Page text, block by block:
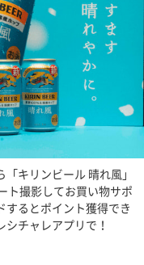
キリンビール 晴れ風」
ト撮影してお買い物サポ
するとポイント獲得でき
チャレアプリで！